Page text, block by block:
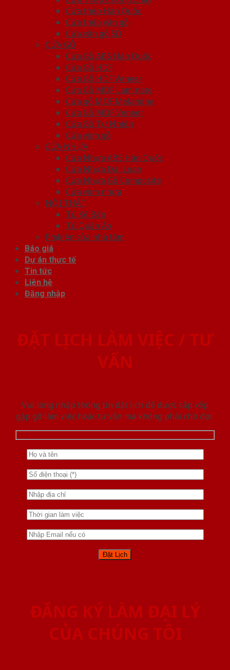
Cửa thép Hàn Quốc
Cửa thép vân gỗ
Cửa vân gỗ 5D
CỬA GỖ
Cửa Gỗ ABS Hàn Quốc
Cửa Gỗ HDF
Cửa Gỗ HDF Veneer
Cửa Gỗ MDF Laminate
Cửa gỗ MDF Melamine
Cửa Gỗ MDF Veneer
Cửa Gỗ Tự Nhiên
Cửa vòm gỗ
CỬA NHỰA
Cửa Nhựa ABS Hàn Quốc
Cửa Nhựa Đài Loan
Cửa Nhựa Gỗ Composite
Cửa vòm nhựa
NỘI THẤT
Tủ Kệ Bếp
Tủ Quần Áo
Phụ kiện cửa nhà tắm
Báo giá
Dự án thực tế
Tin tức
Liên hệ
Đăng nhập
ĐẶT LỊCH LÀM VIỆC / TƯ
VẤN
Vui lòng nhập thông tin đặt lịch để được sắp xếp
gặp gỡ làm việc hoăc tư vấn mà không phải chờ đợi.
ĐĂNG KÝ LÀM ĐẠI LÝ
CỦA CHÚNG TÔI